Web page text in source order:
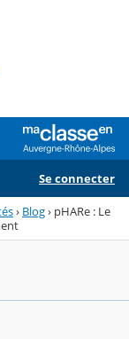
Se connecter
› Blog› pHARe : Le